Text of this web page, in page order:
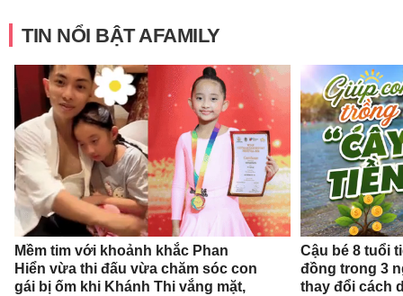
TIN NỔI BẬT AFAMILY
Mềm tim với khoảnh khắc Phan
Hiển vừa thi đấu vừa chăm sóc con
gái bị ốm khi Khánh Thi vắng mặt,
Cậu bé 8 tuổi
đồng trong 3
thay đổi cách